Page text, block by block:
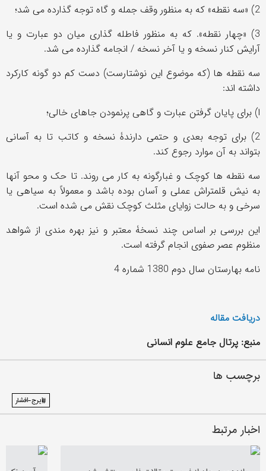
2) «سه نقطه» که به منظور وقف جمله و گاه توجه گذارده می شد؛
3) «چهار نقطه». که به منظور فاطله گذاری میان دو عبارت و یا
آرایش کنار نسخه و یا آخر نسخه / انجامه گذارده می شد.
سه نقطه ها (که موضوع این نوشتارست) دست کم دو گونه کارکرد
داشته اند:
ا) برای پایان گرفتن عبارت و گاهی پرنمودن جاهای خالی؛
2) برای توجه بعدی و حتمی دارندۀ نسخه و کاتب تا به آسانی
بتواند به آن موارد رجوع کند.
سه نقطه ها کوچک و غبارگونه به کار می روند. تا حک و محو آنها
به نیش قلمتراش عملی و آسان بوده باشد و معمولاً به سیاهی یا
سرخی و به حالت زوایای مثلث کوچک نقش می شده است.
این بررسی بر اساس چند نسخۀ معتبر و نیز بهره مندی از شواهد
منظوم عصر صفوی انجام گرفته است.
نامه بهارستان سال دوم 1380 شماره 4
دریافت مقاله
منبع: پرتال جامع علوم انسانی
برچسب ها
#ایرج-افشار
اخبار مرتبط